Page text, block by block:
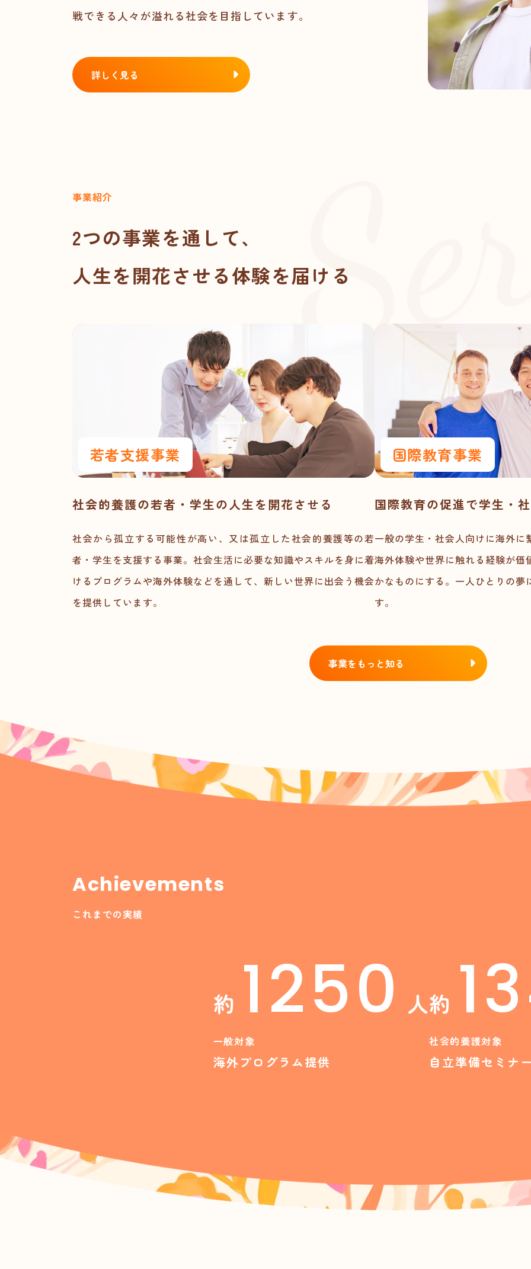
戦できる人々が溢れる社会を目指しています。
詳しく見る
事業紹介
2つの事業を通して、
人生を開花させる体験を届ける
若者支援事業
社会的養護の若者・学生の人生を開花させる
社会から孤立する可能性が高い、又は孤立した社会的養護等の若
者・学生を支援する事業。社会生活に必要な知識やスキルを身に着
けるプログラムや海外体験などを通して、新しい世界に出会う機会
を提供しています。
国際教育事業
国際教育の促進で学生・
一般の学生・社会人向けに海外
海外体験や世界に触れる経験が
かなものにする。一人ひとりの
す。
事業をもっと知る
Achievements
これまでの実績
約 1250 人
一般対象
海外プログラム提供
約
社会的養護対象
自立準備セミナ